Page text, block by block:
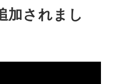
加されまし